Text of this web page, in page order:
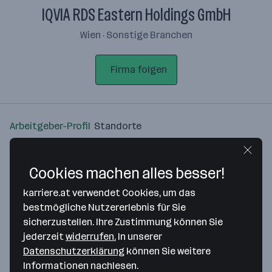
IQVIA RDS Eastern Holdings GmbH
Wien · Sonstige Branchen
Firma folgen
Arbeitgeber-Profil Standorte
Bitte stimme unseren Cookie-
Richtlinien zu, um diese Karte
anzuzeigen.
Cookies machen alles besser!
karriere.at verwendet Cookies, um das
bestmögliche Nutzererlebnis für Sie
sicherzustellen. Ihre Zustimmung können Sie
jederzeitwiderrufen. In unserer
Datenschutzerklärung können Sie weitere
Informationen nachlesen.